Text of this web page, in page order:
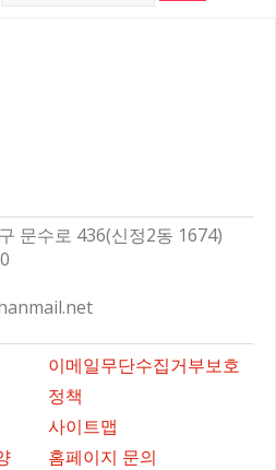
문수로 436(신정2동 1674)
이메일무단수집거부보호
정책
사이트맵
홈페이지 문의